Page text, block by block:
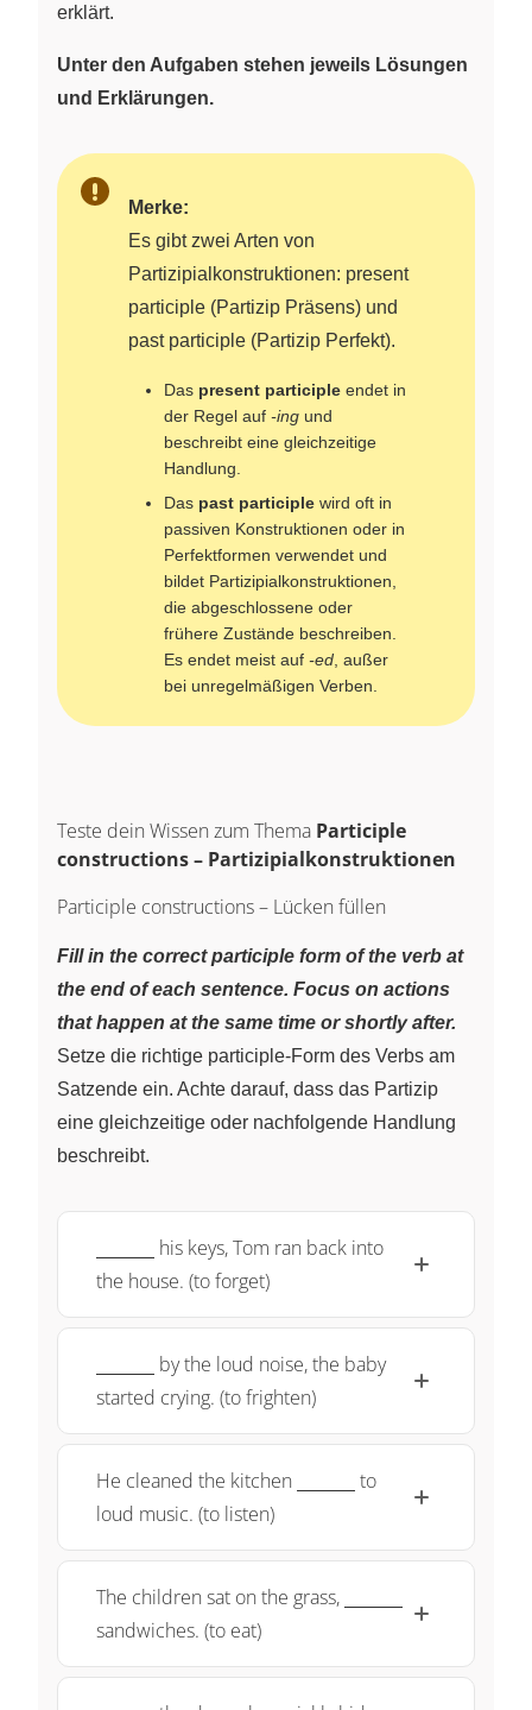
erklärt.
Unter den Aufgaben stehen jeweils Lösungen
und Erklärungen.
Merke:
Es gibt zwei Arten von
Partizipialkonstruktionen: present
participle (Partizip Präsens) und
past participle (Partizip Perfekt).
Das present participle endet in
der Regel auf -ing und
beschreibt eine gleichzeitige
Handlung.
Das past participle wird oft in
passiven Konstruktionen oder in
Perfektformen verwendet und
bildet Partizipialkonstruktionen,
die abgeschlossene oder
frühere Zustände beschreiben.
Es endet meist auf -ed , außer
bei unregelmäßigen Verben.
Teste dein Wissen zum Thema Participle
constructions – Partizipialkonstruktionen
Participle constructions – Lücken füllen
Fill in the correct participle form of the verb at
the end of each sentence. Focus on actions
that happen at the same time or shortly after.
Setze die richtige participle-Form des Verbs am
Satzende ein. Achte darauf, dass das Partizip
eine gleichzeitige oder nachfolgende Handlung
beschreibt.
\underline{~\qquad~}
his keys, Tom ran back into
the house. (to forget)
\underline{~\qquad~}
by the loud noise, the baby
started crying. (to frighten)
He cleaned the kitchen \underline{~\qquad~}
to
loud music. (to listen)
The children sat on the grass,
sandwiches. (to eat)